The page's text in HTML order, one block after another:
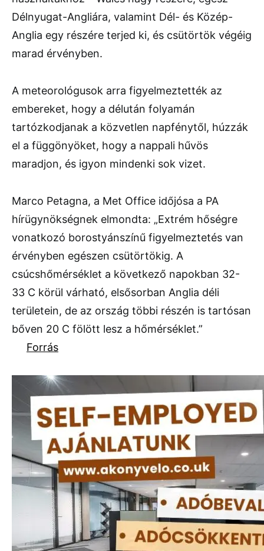
Délnyugat-Angliára, valamint Dél- és Közép-
Anglia egy részére terjed ki, és csütörtök végéig
marad érvényben.
A meteorológusok arra figyelmeztették az
embereket, hogy a délután folyamán
tartózkodjanak a közvetlen napfénytől, húzzák
el a függönyöket, hogy a nappali hűvös
maradjon, és igyon mindenki sok vizet.
Marco Petagna, a Met Office időjósa a PA
hírügynökségnek elmondta: „Extrém hőségre
vonatkozó borostyánszínű figyelmeztetés van
érvényben egészen csütörtökig. A
csúcshőmérséklet a következő napokban 32-
33 C körül várható, elsősorban Anglia déli
területein, de az ország többi részén is tartósan
bőven 20 C fölött lesz a hőmérséklet.”
Forrás